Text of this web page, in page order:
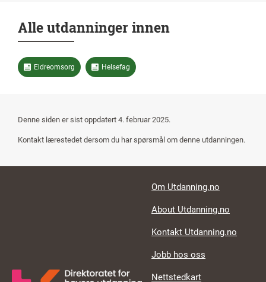
Alle utdanninger innen
Eldreomsorg Helsefag
Denne siden er sist oppdatert 4. februar 2025.
Kontakt lærestedet dersom du har spørsmål om denne utdanningen.
Footer links
Om Utdanning.no
About Utdanning.no
Kontakt Utdanning.no
Jobb hos oss
Nettstedkart